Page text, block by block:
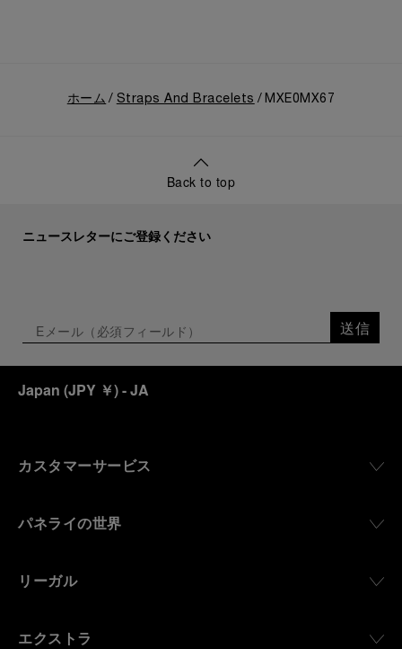
ホーム Straps And Bracelets MXE0MX67
Back to top
ニュースレターにご登録ください
送信
Japan (JPY ￥)- JA
カスタマーサービス
パネライの世界
リーガル
エクストラ